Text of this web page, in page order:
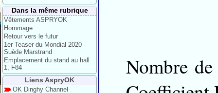
Dans la même rubrique
Vêtements ASPRYOK
Hommage
Retour vers le futur
1er Teaser du Mondial 2020 -
Suède Marstrand
Emplacement du stand au hall
1, F84
Liens AspryOK
OK Dinghy Channel
Nombre